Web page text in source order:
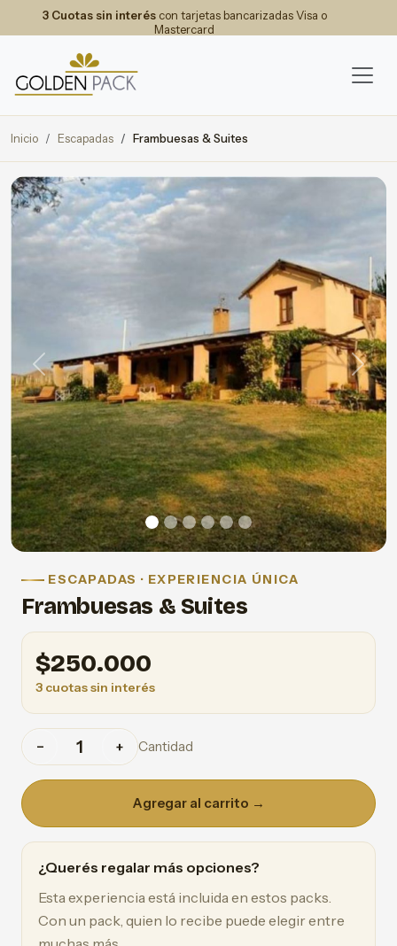
3 Cuotas sin interéscon tarjetas bancarizadas Visa o
Mastercard
Inicio Escapadas Frambuesas & Suites
Previous Next
ESCAPADAS · EXPERIENCIA ÚNICA
Frambuesas & Suites
$250.000
3 cuotas sin interés
− + Cantidad
Agregar al carrito →
¿Querés regalar más opciones?
Esta experiencia está incluida en estos packs.
Con un pack, quien lo recibe puede elegir entre